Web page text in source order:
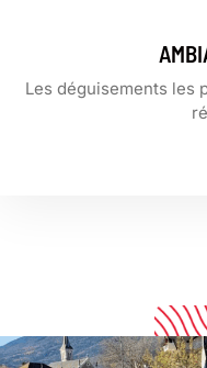
Les déguisements les